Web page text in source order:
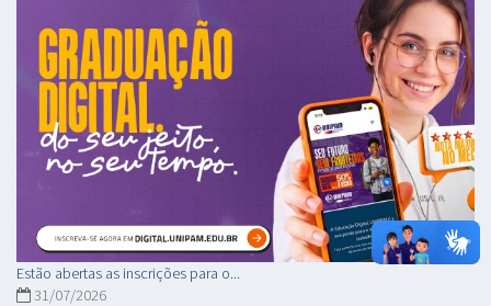
Estão abertas as inscrições para o...
31/07/2026